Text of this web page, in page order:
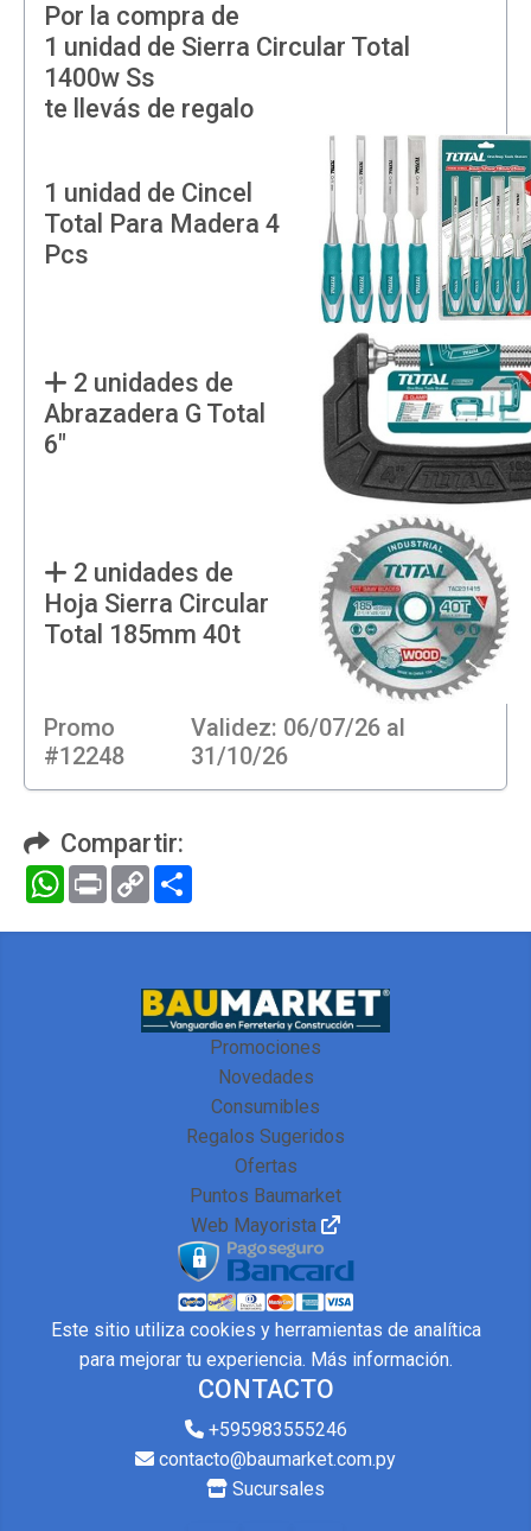
Por la compra de
1 unidad de Sierra Circular Total
1400w Ss
te llevás de regalo
1 unidad de Cincel
Total Para Madera 4
Pcs
2 unidades de
Abrazadera G Total
6"
2 unidades de
Hoja Sierra Circular
Total 185mm 40t
Promo
#12248
Validez: 06/07/26 al
31/10/26
Compartir:
WhatsApp
Print Copy
Link
Promociones
Novedades
Consumibles
Regalos Sugeridos
Ofertas
Puntos Baumarket
Web Mayorista
CONTACTO
+595983555246
contacto@baumarket.com.py
Sucursales
Este sitio utiliza cookies y herramientas de analítica
para mejorar tu experiencia. Más información.